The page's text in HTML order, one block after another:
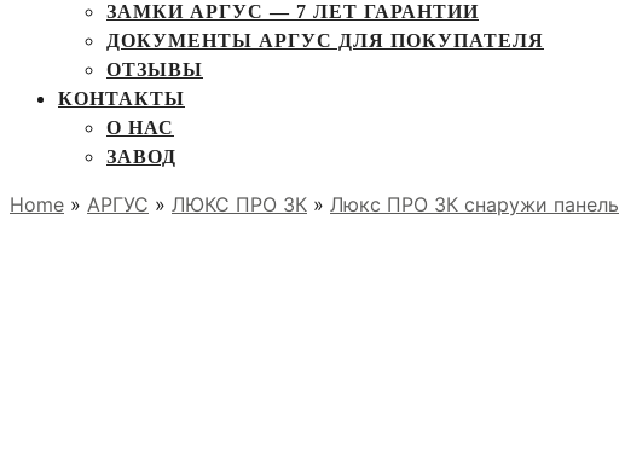
ЗАМКИ АРГУС — 7 ЛЕТ ГАРАНТИИ
ДОКУМЕНТЫ АРГУС ДЛЯ ПОКУПАТЕЛЯ
ОТЗЫВЫ
КОНТАКТЫ
О НАС
ЗАВОД
Home » АРГУС » ЛЮКС ПРО 3К » Люкс ПРО 3К снаружи панель